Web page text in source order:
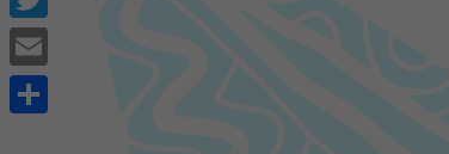
Twitter
Email